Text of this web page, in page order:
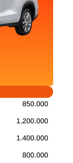
850.000
1.200.000
1.400.000
800.000